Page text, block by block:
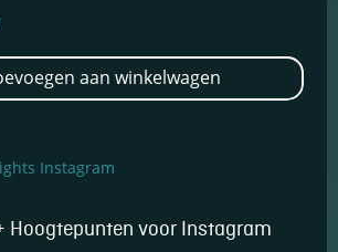
aan winkelwagen
Hoogtepunten voor Instagram